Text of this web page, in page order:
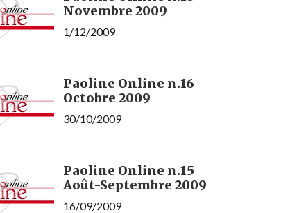
Novembre 2009
1/12/2009
Paoline Online n.16
Octobre 2009
30/10/2009
Paoline Online n.15
Août-Septembre 2009
16/09/2009